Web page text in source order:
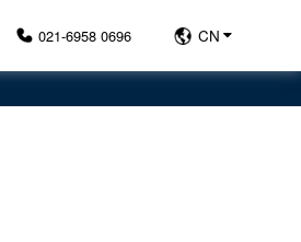
021-6958 0696 CN